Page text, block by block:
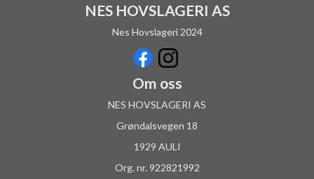
NES HOVSLAGERI AS
Nes Hovslageri 2024
Om oss
NES HOVSLAGERI AS
Grøndalsvegen 18
1929 AULI
Org. nr. 922821992